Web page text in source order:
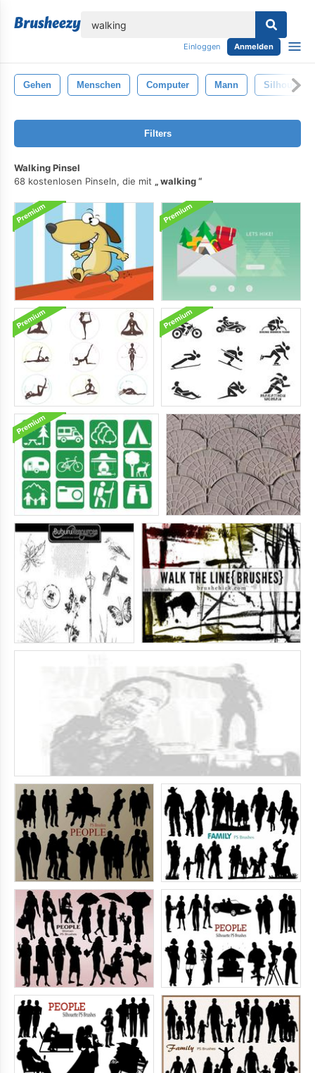
Einloggen Anmelden
Gehen Menschen Computer Mann Silhouette
Filters
Walking Pinsel
68 kostenlosen Pinseln, die mit
walking